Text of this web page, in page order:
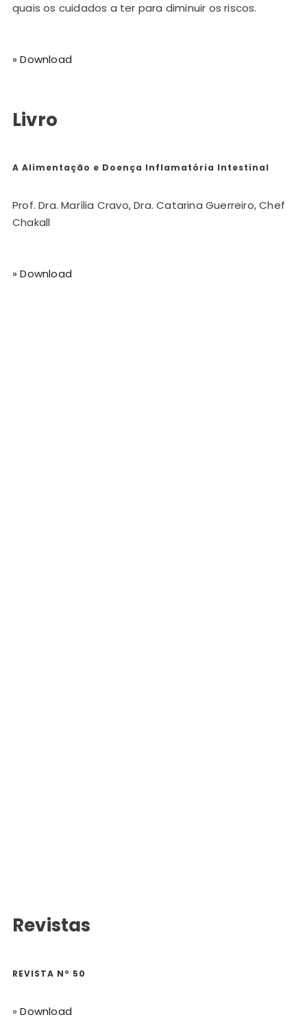
quais os cuidados a ter para diminuir os riscos.
» Download
Livro
A Alimentação e Doença Inflamatória Intestinal
Prof. Dra. Marília Cravo, Dra. Catarina Guerreiro, Chef
Chakall
» Download
Revistas
REVISTA Nº 50
»Download